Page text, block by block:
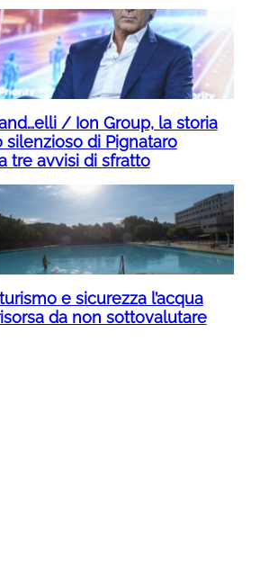
/ Ion Group, la storia
silenzioso di Pignataro
tre avvisi di sfratto
e sicurezza l’acqua
da non sottovalutare